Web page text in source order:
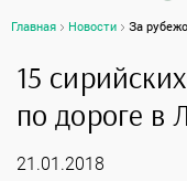
Главная Новости За
15
по дороге в
21.01.2018